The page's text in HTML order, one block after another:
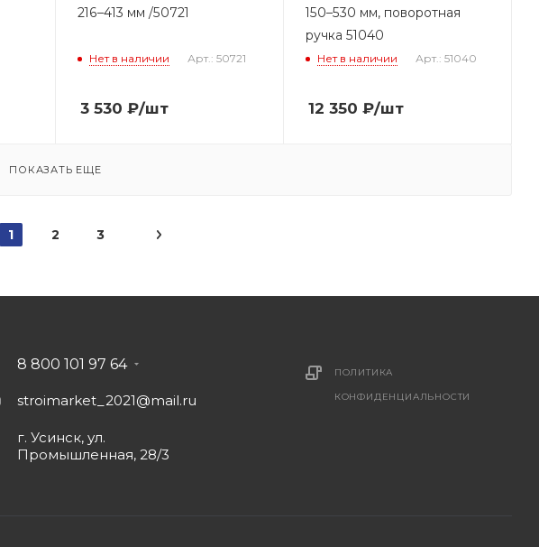
216–413 мм /50721
Нет в наличии Арт.: 50721
3 530 ₽/шт
150–530 мм, поворотная
ручка 51040
Нет в наличии Арт.: 51040
12 350 ₽/шт
ПОКАЗАТЬ ЕЩЕ
1 2 3
8 800 101 97 64
stroimarket_2021@mail.ru
г. Усинск, ул.
Промышленная, 28/3
ПОЛИТИКА
КОНФИДЕНЦИАЛЬНОСТИ